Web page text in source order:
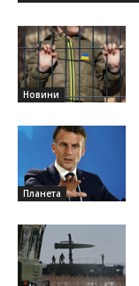
Новини
Планета